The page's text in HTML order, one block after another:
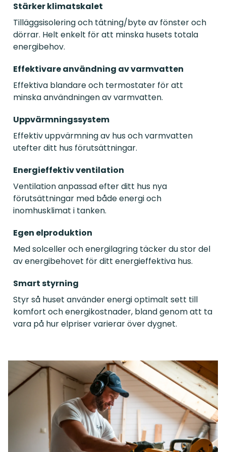
Stärker klimatskalet
Tilläggsisolering och tätning/byte av fönster och
dörrar. Helt enkelt för att minska husets totala
energibehov.
Effektivare användning av varmvatten
Effektiva blandare och termostater för att
minska användningen av varmvatten.
Uppvärmningssystem
Effektiv uppvärmning av hus och varmvatten
utefter ditt hus förutsättningar.
Energieffektiv ventilation
Ventilation anpassad efter ditt hus nya
förutsättningar med både energi och
inomhusklimat i tanken.
Egen elproduktion
Med solceller och energilagring täcker du stor del
av energibehovet för ditt energieffektiva hus.
Smart styrning
Styr så huset använder energi optimalt sett till
komfort och energikostnader, bland genom att ta
vara på hur elpriser varierar över dygnet.